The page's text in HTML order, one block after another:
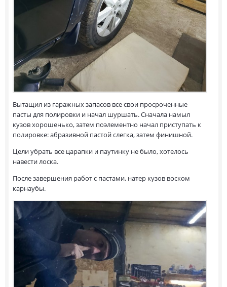
Вытащил из гаражных запасов все свои просроченные
пасты для полировки и начал шуршать. Сначала намыл
кузов хорошенько, затем поэлементно начал приступать к
полировке: абразивной пастой слегка, затем финишной.
Цели убрать все царапки и паутинку не было, хотелось
навести лоска.
После завершения работ с пастами, натер кузов воском
карнаубы.